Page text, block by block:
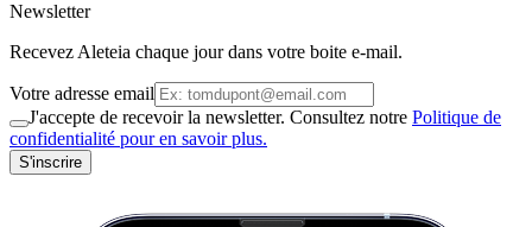
Newsletter
Recevez Aleteia chaque jour dans votre boite e-mail.
Votre adresse email
J'accepte de recevoir la newsletter. Consultez notre Politique de
confidentialité pour en savoir plus.
S'inscrire